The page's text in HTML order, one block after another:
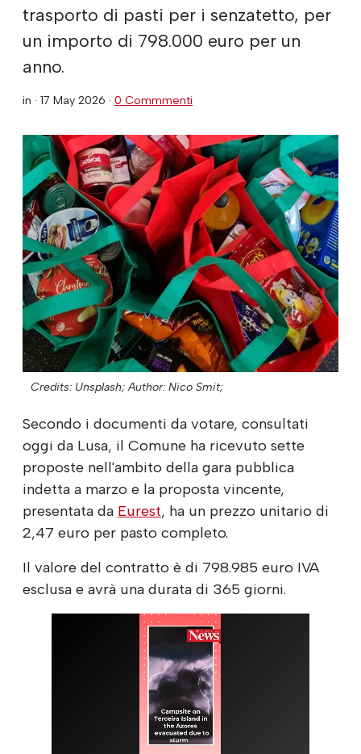
trasporto di pasti per i senzatetto, per
un importo di 798.000 euro per un
anno.
in · 17 May 2026 · 0 Commmenti
Credits: Unsplash; Author: Nico Smit;
Secondo i documenti da votare, consultati
oggi da Lusa, il Comune ha ricevuto sette
proposte nell'ambito della gara pubblica
indetta a marzo e la proposta vincente,
presentata da Eurest, ha un prezzo unitario di
2,47 euro per pasto completo.
Il valore del contratto è di 798.985 euro IVA
esclusa e avrà una durata di 365 giorni.